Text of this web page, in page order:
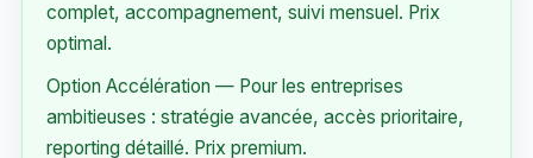
complet, accompagnement, suivi mensuel. Prix
optimal.
Option Accélération — Pour les entreprises
ambitieuses : stratégie avancée, accès prioritaire,
reporting détaillé. Prix premium.